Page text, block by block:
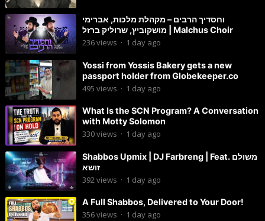
וחסדיך הרבים – מקהלת מלכות, אברימי
מושקוביץ, שרוליק ברזל | Malchus Choir
236views · 1 day ago
Yossi from Yossis Bakery gets a new
passport holder from Globekeeper.co
495 views · 1 day ago
What Is the SCN Program? A Conversation
with Motty Solomon
330views · 1 day ago
Shabbos Upmix | DJ Farbreng | Feat. משולם
זושא
392views · 1 day ago
A Full Shabbos, Delivered to Your Door!
356views · 1 day ago